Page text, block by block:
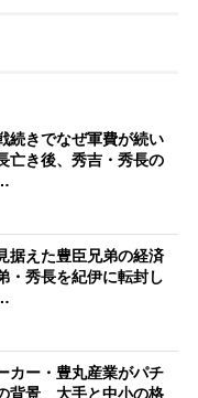
続きでなぜ軍費が続い
き後、秀吉・秀長の
据えた豊臣兄弟の経済
・秀長を紀伊に転封し
カー・豊丸産業がパチ
背景 大手と中小の格